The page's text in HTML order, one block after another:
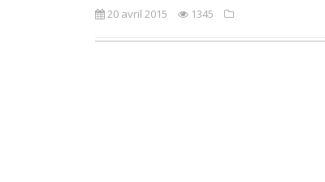
20 avril 2015 1345